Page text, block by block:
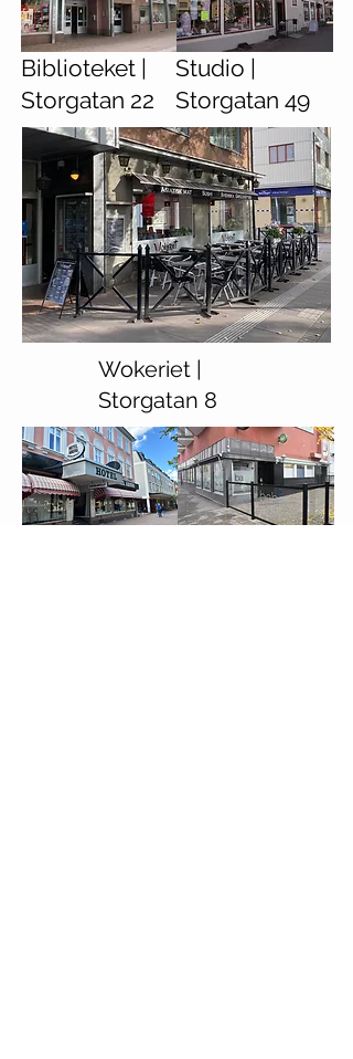
Biblioteket |
Storgatan 22
Studio |
Storgatan 49
Wokeriet |
Storgatan 8